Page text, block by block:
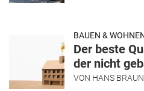
BAUEN &
Der beste
der nicht
VON HANS BRAUN